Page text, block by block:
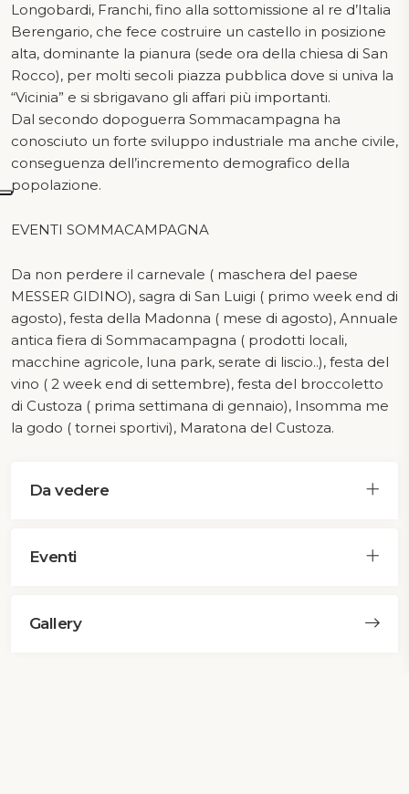
Longobardi, Franchi, fino alla sottomissione al re d’Italia
Berengario, che fece costruire un castello in posizione
alta, dominante la pianura (sede ora della chiesa di San
Rocco), per molti secoli piazza pubblica dove si univa la
“Vicinia” e si sbrigavano gli affari più importanti.
Dal secondo dopoguerra Sommacampagna ha
conosciuto un forte sviluppo industriale ma anche civile,
conseguenza dell’incremento demografico della
popolazione.
EVENTI SOMMACAMPAGNA
Da non perdere il carnevale ( maschera del paese
MESSER GIDINO), sagra di San Luigi ( primo week end di
agosto), festa della Madonna ( mese di agosto), Annuale
antica fiera di Sommacampagna ( prodotti locali,
macchine agricole, luna park, serate di liscio..), festa del
vino ( 2 week end di settembre), festa del broccoletto
di Custoza ( prima settimana di gennaio), Insomma me
la godo ( tornei sportivi), Maratona del Custoza.
Da vedere
Eventi
Gallery